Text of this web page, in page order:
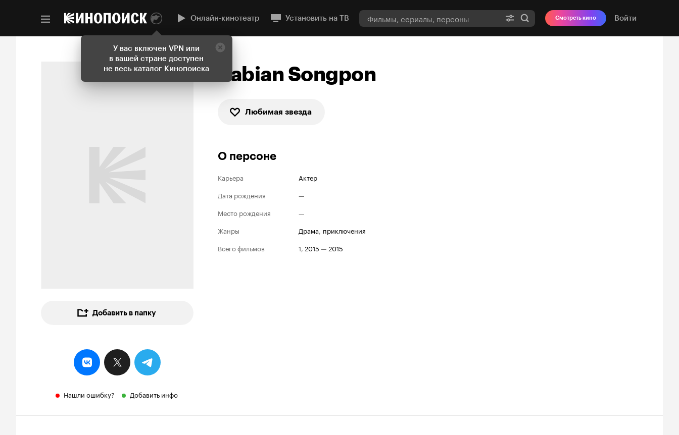
У вас включен VPN или
в вашей стране доступен
не весь каталог Кинопоиска
Онлайн-кинотеатр Установить на ТВ Смотреть кино Войти
Добавить в папку
Нашли ошибку? Добавить инфо
Zabian Songpon
Любимая звезда
О персоне
Карьера
Актер
Дата рождения
—
Место рождения
—
Жанры
драма, приключения
Всего фильмов
1, 2015 — 2015